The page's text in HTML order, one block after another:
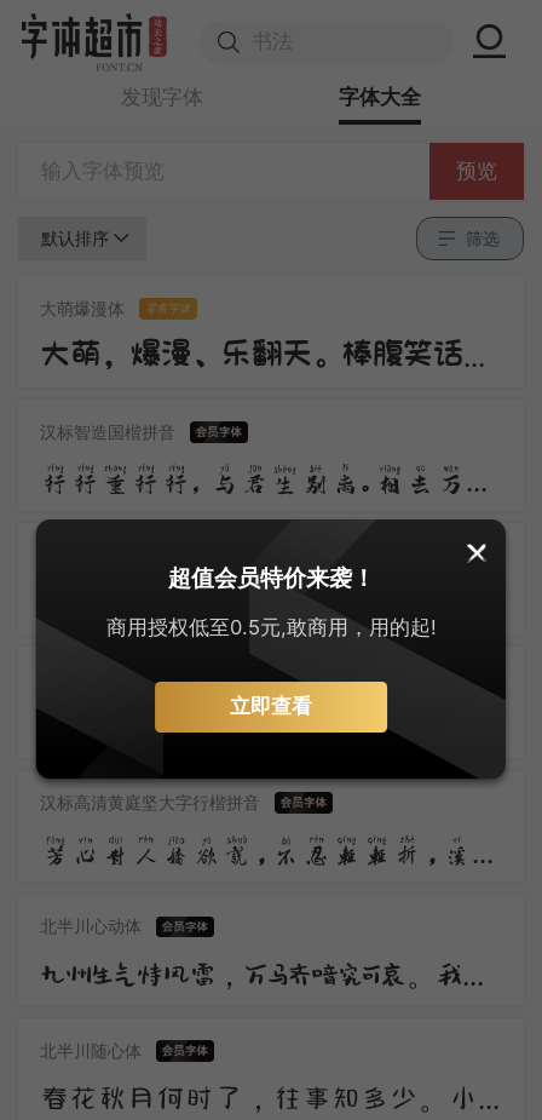
发现字体 字体大全
预览
默认排序 筛选
大萌爆漫体 零售字体
大萌，爆漫、乐翻天。棒腹笑话连篇传，角色跃然纸上现、搞笑情节不重演。
汉标智造国楷拼音
行行重行行，与君生别离。相去万余里，各在天一涯。道路阻且长，会面安可知，胡马依北风，越鸟巢南枝
汉标高清颜真卿古楷体拼音
汉标高清黄庭坚大字行楷拼音
芳心对人娇欲说，不忍轻轻折，溪桥淡淡烟，茅舍澄澄月，包藏几多春意也。
北半川心动体
九州生气恃风雷，万马齐喑究可哀。我劝天公重抖擞，不拘一格降人才。
北半川随心体
春花秋月何时了，往事知多少。小楼昨夜又东风，故国不堪回首月明中。雕栏玉砌应犹在，只是朱颜改。问君能有几多愁，恰似一江春水向东流。
超值会员特价来袭！
商用授权低至0.5元,敢商用，用的起!
立即查看